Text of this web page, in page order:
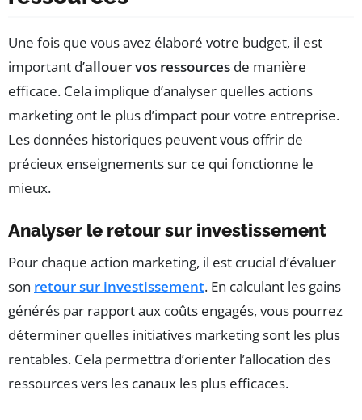
Une fois que vous avez élaboré votre budget, il est
important d’allouer vos ressources de manière
efficace. Cela implique d’analyser quelles actions
marketing ont le plus d’impact pour votre entreprise.
Les données historiques peuvent vous offrir de
précieux enseignements sur ce qui fonctionne le
mieux.
Analyser le retour sur investissement
Pour chaque action marketing, il est crucial d’évaluer
son retour sur investissement. En calculant les gains
générés par rapport aux coûts engagés, vous pourrez
déterminer quelles initiatives marketing sont les plus
rentables. Cela permettra d’orienter l’allocation des
ressources vers les canaux les plus efficaces.